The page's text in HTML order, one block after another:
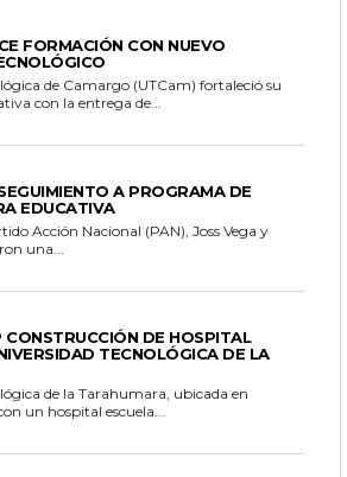
FORMACIÓN CON NUEVO
de Camargo (UTCam) fortaleció su
con la entrega de...
A PROGRAMA DE
EDUCATIVA
Acción Nacional (PAN), Joss Vega y
una...
DE HOSPITAL
TECNOLÓGICA DE LA
de la Tarahumara, ubicada en
un hospital escuela...